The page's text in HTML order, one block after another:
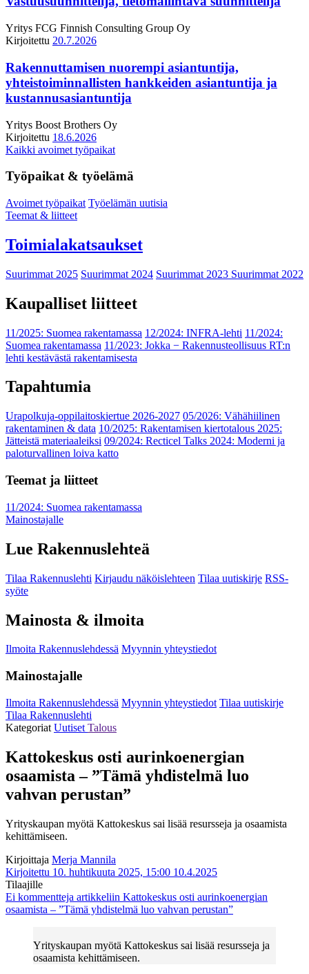
Yritys FCG Finnish Consulting Group Oy
Kirjoitettu 20.7.2026
Rakennuttamisen nuorempi asiantuntija,
yhteistoiminnallisten hankkeiden asiantuntija ja
kustannusasiantuntija
Yritys Boost Brothers Oy
Kirjoitettu 18.6.2026
Kaikki avoimet työpaikat
Työpaikat & työelämä
Avoimet työpaikat Työelämän uutisia
Teemat & liitteet
Toimialakatsaukset
Suurimmat 2025 Suurimmat 2024 Suurimmat 2023 Suurimmat 2022
Kaupalliset liitteet
11/2025: Suomea rakentamassa 12/2024: INFRA-lehti 11/2024:
Suomea rakentamassa 11/2023: Jokka − Rakennusteollisuus RT:n
lehti kestävästä rakentamisesta
Tapahtumia
Urapolkuja-oppilaitoskiertue 2026-2027 05/2026: Vähähiilinen
rakentaminen & data 10/2025: Rakentamisen kiertotalous 2025:
Jätteistä materiaaleiksi 09/2024: Recticel Talks 2024: Moderni ja
paloturvallinen loiva katto
Teemat ja liitteet
11/2024: Suomea rakentamassa
Mainostajalle
Lue Rakennuslehteä
Tilaa Rakennuslehti Kirjaudu näköislehteen Tilaa uutiskirje RSS-
syöte
Mainosta & ilmoita
Ilmoita Rakennuslehdessä Myynnin yhteystiedot
Mainostajalle
Ilmoita Rakennuslehdessä Myynnin yhteystiedot Tilaa uutiskirje
Tilaa Rakennuslehti
Kategoriat Uutiset Talous
Kattokeskus osti aurinkoenergian
osaamista – ”Tämä yhdistelmä luo
vahvan perustan”
Yrityskaupan myötä Kattokeskus sai lisää resursseja ja osaamista
kehittämiseen.
Kirjoittaja Merja Mannila
Kirjoitettu 10. huhtikuuta 2025, 15:00 10.4.2025
Tilaajille
Ei kommentteja artikkeliin Kattokeskus osti aurinkoenergian
osaamista – ”Tämä yhdistelmä luo vahvan perustan”
Yrityskaupan myötä Kattokeskus sai lisää resursseja ja
osaamista kehittämiseen.